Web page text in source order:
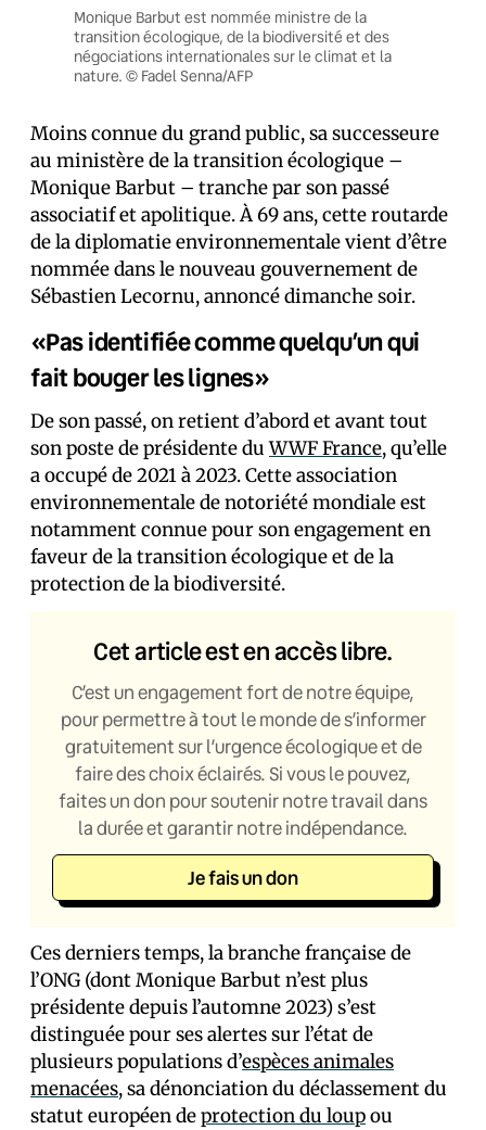
Monique Barbut est nommée ministre de la
transition écologique, de la biodiversité et des
négociations internationales sur le climat et la
nature. © Fadel Senna/AFP
Moins connue du grand public, sa successeure
au ministère de la transition écologique –
Monique Barbut – tranche par son passé
associatif et apolitique. À 69 ans, cette routarde
de la diplomatie environnementale vient d’être
nommée dans le nouveau gouvernement de
Sébastien Lecornu, annoncé dimanche soir.
«Pas identifiée comme quelqu’un qui
fait bouger les lignes»
De son passé, on retient d’abord et avant tout
son poste de présidente duWWF France, qu’elle
a occupé de 2021 à 2023. Cette association
environnementale de notoriété mondiale est
notamment connue pour son engagement en
faveur de la transition écologique et de la
protection de la biodiversité.
Cet article est en accès libre.
C’est un engagement fort de notre équipe,
pour permettre à tout le monde de s’informer
gratuitement sur l’urgence écologique et de
faire des choix éclairés. Si vous le pouvez,
faites un don pour soutenir notre travail dans
la durée et garantir notre indépendance.
Je fais un don
Ces derniers temps, la branche française de
l’ONG (dont Monique Barbut n’est plus
présidente depuis l’automne 2023) s’est
distinguée pour ses alertes sur l’état de
plusieurs populations d’espèces animales
menacées, sa dénonciation du déclassement du
statut européen deprotection du loupou